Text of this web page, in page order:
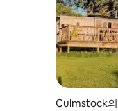
Culmstock